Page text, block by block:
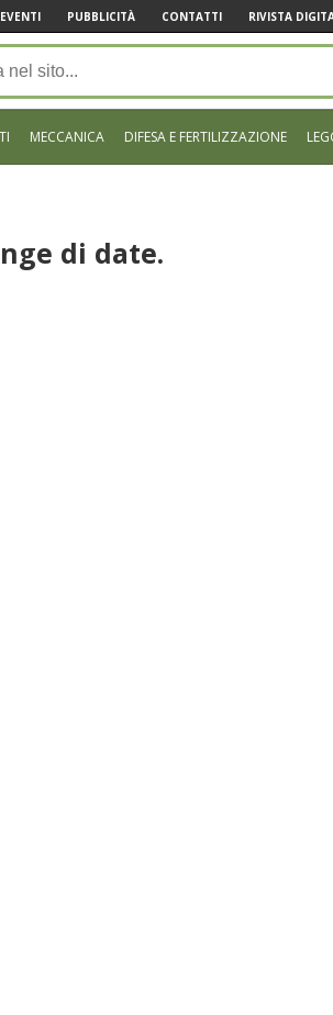
PUBBLICITÀ CONTATTI RIVISTA
MECCANICA DIFESA E FERTILIZZAZIONE
di date.